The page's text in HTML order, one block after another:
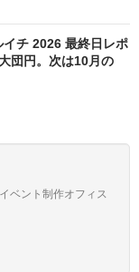
イチ 2026 最終日レポ
団円。次は10月の
ベント制作オフィス